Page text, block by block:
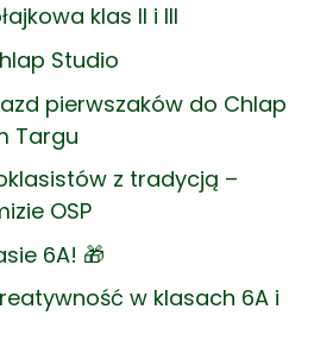
klas II i III
Studio
pierwszaków do Chlap
Targu
z tradycją –
OSP
6A! 🎁
w klasach 6A i